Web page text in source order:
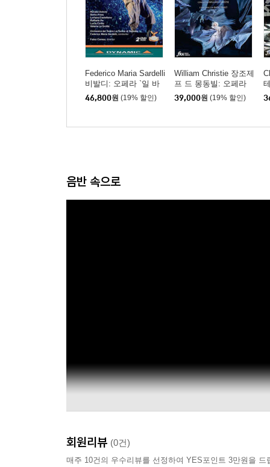
Federico Maria Sardelli
비발디: 오페라 `일 바
야제` (Vivaldi: `Il Bajaz
et`)
46,800원 (19% 할인)
William Christie 장조제
프 드 몽동빌: 오페라
'티통과 오로르' (Jean-J
oseph Cassanea de M
rore)
39,000원 (19% 할인)
음반 속으로
회원리뷰 (0건)
매주 10건의 우수리뷰를 선정하여 YES포인트 3만원을 드